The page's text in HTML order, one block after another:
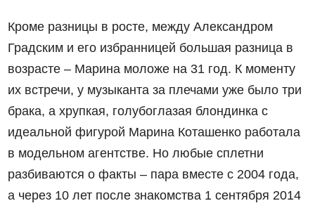
Кроме разницы в росте, между Александром
Градским и его избранницей большая разница в
возрасте – Марина моложе на 31 год. К моменту
их встречи, у музыканта за плечами уже было три
брака, а хрупкая, голубоглазая блондинка с
идеальной фигурой Марина Коташенко работала
в модельном агентстве. Но любые сплетни
разбиваются о факты – пара вместе с 2004 года,
а через 10 лет после знакомства 1 сентября 2014